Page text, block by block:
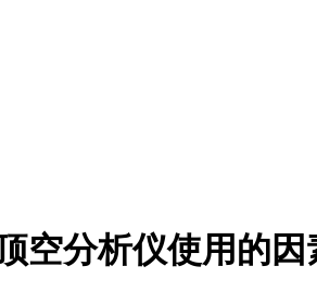
空分析仪使用的因